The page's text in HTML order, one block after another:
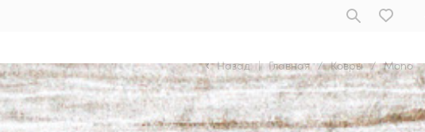
Назад | Главная / Ковры / Mono